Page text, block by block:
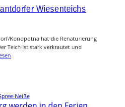
Wiesenteichs
Konopotna hat die Renaturierung
Teich ist stark verkrautet und
Neiße